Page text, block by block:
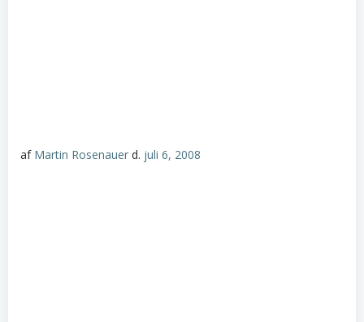
af Martin Rosenauer d. juli 6, 2008